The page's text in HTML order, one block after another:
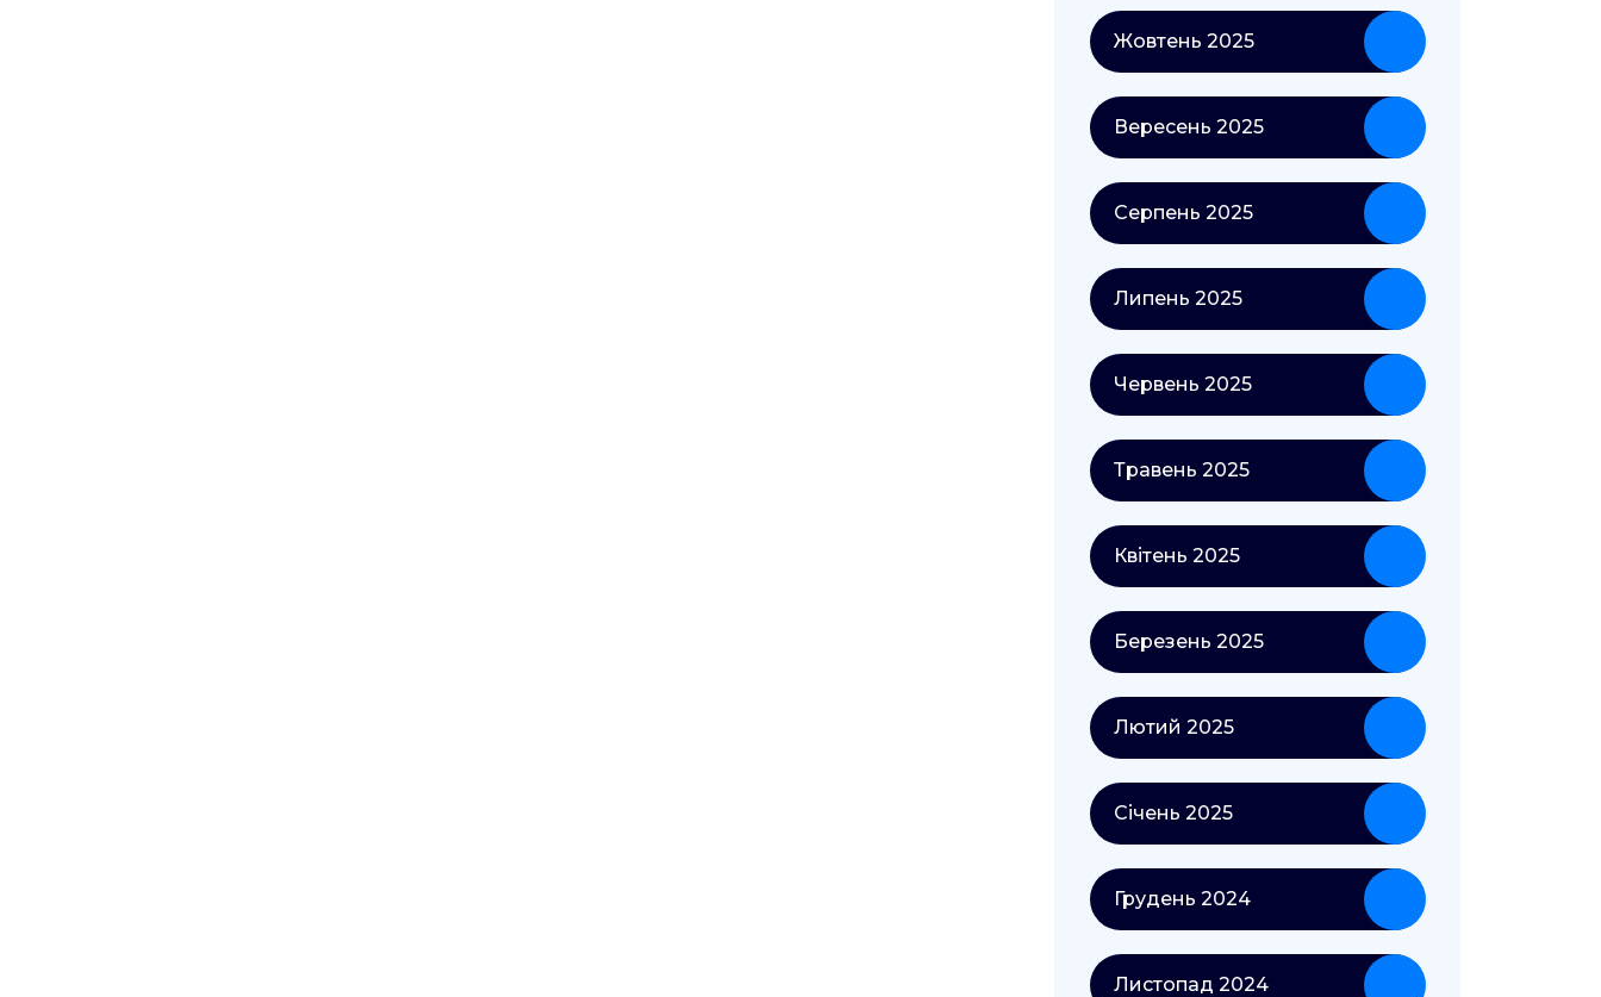
Жовтень 2025
Вересень 2025
Серпень 2025
Липень 2025
Червень 2025
Травень 2025
Квітень 2025
Березень 2025
Лютий 2025
Січень 2025
Грудень 2024
Листопад 2024